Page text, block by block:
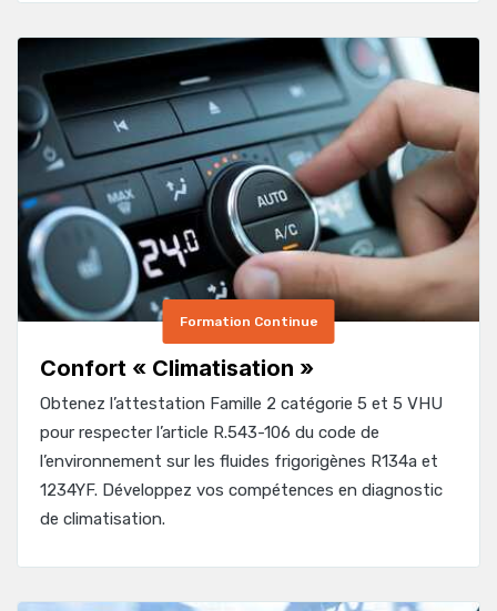
Formation Continue
Confort « Climatisation »
Obtenez l’attestation Famille 2 catégorie 5 et 5 VHU
pour respecter l’article R.543-106 du code de
l’environnement sur les fluides frigorigènes R134a et
1234YF. Développez vos compétences en diagnostic
de climatisation.